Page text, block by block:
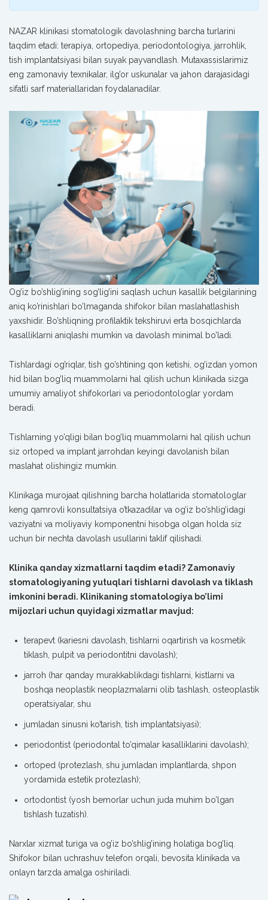
NAZAR klinikasi stomatologik davolashning barcha turlarini
taqdim etadi: terapiya, ortopediya, periodontologiya, jarrohlik,
tish implantatsiyasi bilan suyak payvandlash. Mutaxassislarimiz
eng zamonaviy texnikalar, ilg’or uskunalar va jahon darajasidagi
sifatli sarf materiallaridan foydalanadilar.
Og’iz bo’shlig’ining sog’lig’ini saqlash uchun kasallik belgilarining
aniq ko’rinishlari bo’lmaganda shifokor bilan maslahatlashish
yaxshidir. Bo’shliqning profilaktik tekshiruvi erta bosqichlarda
kasalliklarni aniqlashi mumkin va davolash minimal bo’ladi.
Tishlardagi og’riqlar, tish go’shtining qon ketishi, og’izdan yomon
hid bilan bog’liq muammolarni hal qilish uchun klinikada sizga
umumiy amaliyot shifokorlari va periodontologlar yordam
beradi.
Tishlarning yo’qligi bilan bog’liq muammolarni hal qilish uchun
siz ortoped va implant jarrohdan keyingi davolanish bilan
maslahat olishingiz mumkin.
Klinikaga murojaat qilishning barcha holatlarida stomatologlar
keng qamrovli konsultatsiya o’tkazadilar va og’iz bo’shlig’idagi
vaziyatni va moliyaviy komponentni hisobga olgan holda siz
uchun bir nechta davolash usullarini taklif qilishadi.
Klinika qanday xizmatlarni taqdim etadi? Zamonaviy
stomatologiyaning yutuqlari tishlarni davolash va tiklash
imkonini beradi. Klinikaning stomatologiya bo’limi
mijozlari uchun quyidagi xizmatlar mavjud:
terapevt (kariesni davolash, tishlarni oqartirish va kosmetik
tiklash, pulpit va periodontitni davolash);
jarroh (har qanday murakkablikdagi tishlarni, kistlarni va
boshqa neoplastik neoplazmalarni olib tashlash, osteoplastik
operatsiyalar, shu
jumladan sinusni ko’tarish, tish implantatsiyasi);
periodontist (periodontal to’qimalar kasalliklarini davolash);
ortoped (protezlash, shu jumladan implantlarda, shpon
yordamida estetik protezlash);
ortodontist (yosh bemorlar uchun juda muhim bo’lgan
tishlash tuzatish).
Narxlar xizmat turiga va og’iz bo’shlig’ining holatiga bog’liq.
Shifokor bilan uchrashuv telefon orqali, bevosita klinikada va
onlayn tarzda amalga oshiriladi.